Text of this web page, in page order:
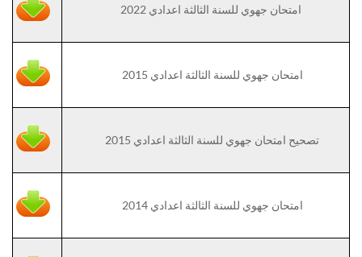
امتحان جهوي للسنة الثالثة اعدادي 2022
امتحان جهوي للسنة الثالثة اعدادي 2015
تصحيح امتحان جهوي للسنة الثالثة اعدادي 2015
امتحان جهوي للسنة الثالثة اعدادي 2014